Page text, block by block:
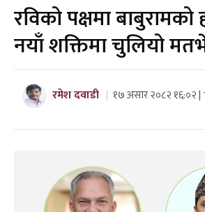
रविको पक्षमा बाबुरामको
नयाँ शक्तिमा चुलियो
रमेश दवाडी १७ असार २०८२ १६:०२ |